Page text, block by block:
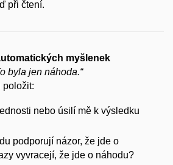
při čtení.
myšlenek
byla jen náhoda.“
položit:
nebo úsilí mě k výsledku
podporují názor, že jde o
vyvracejí, že jde o náhodu?